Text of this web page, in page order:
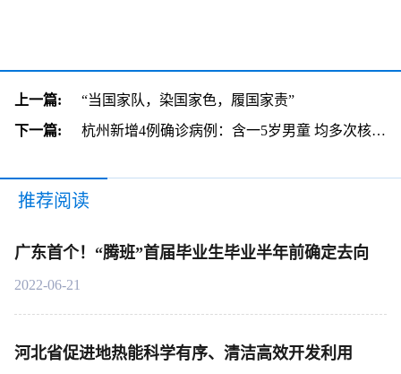
上一篇:
“当国家队，染国家色，履国家责”
下一篇:
杭州新增4例确诊病例：含一5岁男童 均多次核酸阴性
推荐阅读
广东首个！“腾班”首届毕业生毕业半年前确定去向
2022-06-21
河北省促进地热能科学有序、清洁高效开发利用